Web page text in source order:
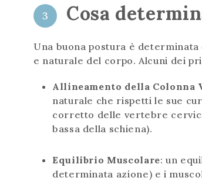
3 Cosa
Una buona postura è
e naturale del corpo. Alcuni dei
Allineamento della Colonna
naturale che rispetti le sue
corretto delle vertebre
bassa della schiena).
Equilibrio Muscolare: un
determinata azione) e i